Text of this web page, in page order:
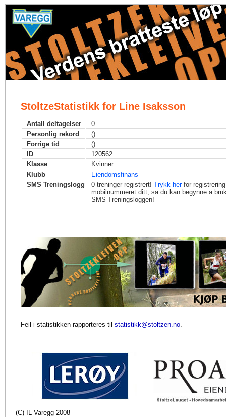
StoltzeStatistikk for Line Isaksson
Antall deltagelser
0
Personlig rekord
()
Forrige tid
()
ID
120562
Klasse
Kvinner
Klubb
Eiendomsfinans
SMS Treningslogg
0 treninger registrert! Trykk herfor
mobilnummeret ditt, så du kan begynne å
SMS Treningsloggen!
Feil i statistikken rapporteres til statistikk@stoltzen.no.
(C) IL Varegg 2008